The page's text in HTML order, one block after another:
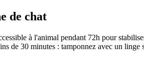
de chat
à l'animal pendant 72h pour
de 30 minutes : tamponnez avec un